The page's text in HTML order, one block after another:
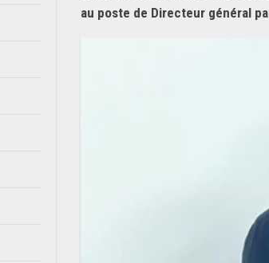
au poste de Directeur général